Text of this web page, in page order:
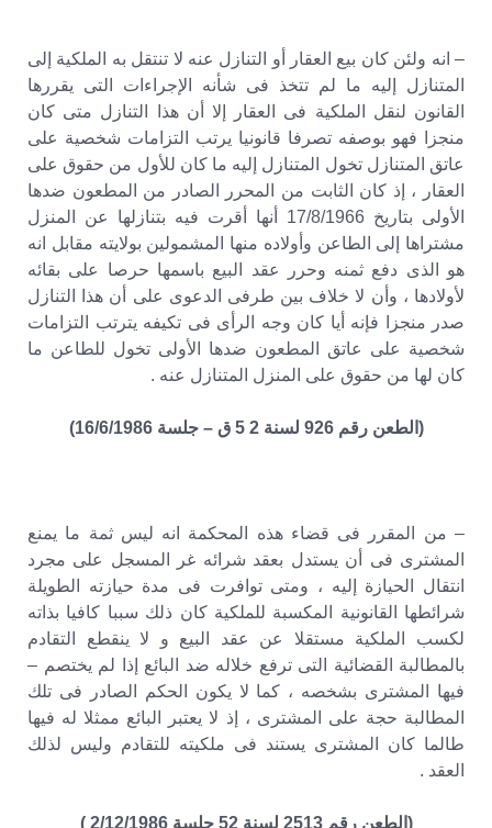
– انه ولئن كان بيع العقار أو التنازل عنه لا تنتقل به الملكية إلى
المتنازل إليه ما لم تتخذ فى شأنه الإجراءات التى يقررها
القانون لنقل الملكية فى العقار إلا أن هذا التنازل متى كان
منجزا فهو بوصفه تصرفا قانونيا يرتب التزامات شخصية على
عاتق المتنازل تخول المتنازل إليه ما كان للأول من حقوق على
العقار ، إذ كان الثابت من المحرر الصادر من المطعون ضدها
الأولى بتاريخ 17/8/1966 أنها أقرت فيه بتنازلها عن المنزل
مشتراها إلى الطاعن وأولاده منها المشمولين بولايته مقابل انه
هو الذى دفع ثمنه وحرر عقد البيع باسمها حرصا على بقائه
لأولادها ، وأن لا خلاف بين طرفى الدعوى على أن هذا التنازل
صدر منجزا فإنه أيا كان وجه الرأى فى تكيفه يترتب التزامات
شخصية على عاتق المطعون ضدها الأولى تخول للطاعن ما
كان لها من حقوق على المنزل المتنازل عنه .
(الطعن رقم 926 لسنة 2 5 ق – جلسة 16/6/1986)
– من المقرر فى قضاء هذه المحكمة انه ليس ثمة ما يمنع
المشترى فى أن يستدل بعقد شرائه غر المسجل على مجرد
انتقال الحيازة إليه ، ومتى توافرت فى مدة حيازته الطويلة
شرائطها القانونية المكسبة للملكية كان ذلك سببا كافيا بذاته
لكسب الملكية مستقلا عن عقد البيع و لا ينقطع التقادم
بالمطالبة القضائية التى ترفع خلاله ضد البائع إذا لم يختصم –
فيها المشترى بشخصه ، كما لا يكون الحكم الصادر فى تلك
المطالبة حجة على المشترى ، إذ لا يعتبر البائع ممثلا له فيها
طالما كان المشترى يستند فى ملكيته للتقادم وليس لذلك
العقد .
(الطعن رقم 2513 لسنة 52 جلسة 2/12/1986 )